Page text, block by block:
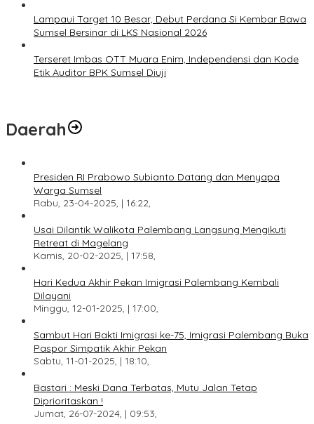
Lampaui Target 10 Besar, Debut Perdana Si Kembar Bawa
Sumsel Bersinar di LKS Nasional 2026
Terseret Imbas OTT Muara Enim, Independensi dan Kode
Etik Auditor BPK Sumsel Diuji
Daerah
Presiden RI Prabowo Subianto Datang dan Menyapa
Warga Sumsel
Rabu, 23-04-2025, | 16:22,
Usai Dilantik Walikota Palembang Langsung Mengikuti
Retreat di Magelang
Kamis, 20-02-2025, | 17:58,
Hari Kedua Akhir Pekan Imigrasi Palembang Kembali
Dilayani
Minggu, 12-01-2025, | 17:00,
Sambut Hari Bakti Imigrasi ke-75, Imigrasi Palembang Buka
Paspor Simpatik Akhir Pekan
Sabtu, 11-01-2025, | 18:10,
Bastari : Meski Dana Terbatas, Mutu Jalan Tetap
Diprioritaskan !
Jumat, 26-07-2024, | 09:53,